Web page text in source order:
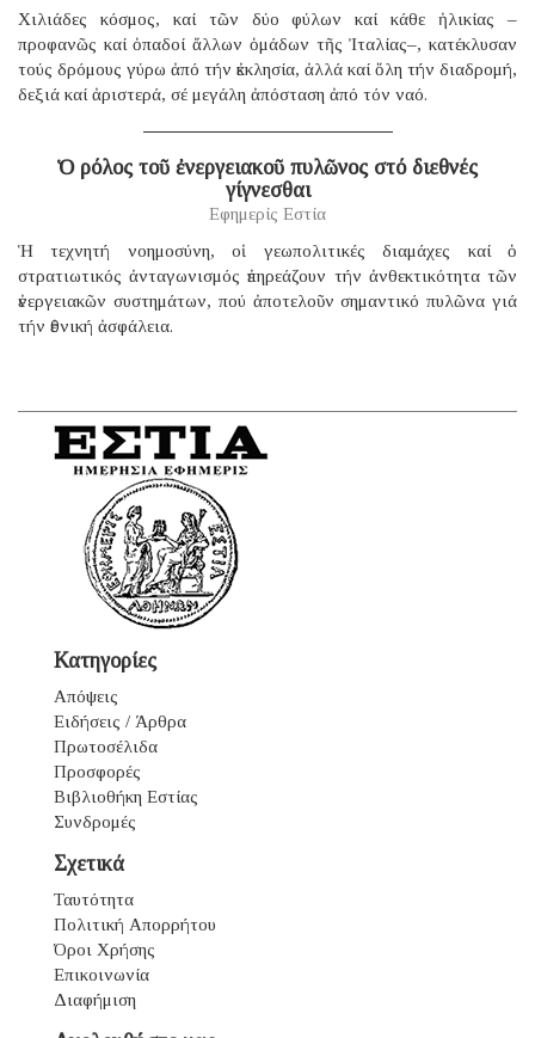
Χιλιάδες κόσμος, καί τῶν δύο φύλων καί κάθε ἡλικίας –
προφανῶς καί ὀπαδοί ἄλλων ὁμάδων τῆς Ἰταλίας–, κατέκλυσαν
τούς δρόμους γύρω ἀπό τήν ἐκκλησία, ἀλλά καί ὅλη τήν διαδρομή,
δεξιά καί ἀριστερά, σέ μεγάλη ἀπόσταση ἀπό τόν ναό.
Ὁ ρόλος τοῦ ἐνεργειακοῦ πυλῶνος στό διεθνές
γίγνεσθαι
Εφημερίς Εστία
Ἡ τεχνητή νοημοσύνη, οἱ γεωπολιτικές διαμάχες καί ὁ
στρατιωτικός ἀνταγωνισμός ἐπηρεάζουν τήν ἀνθεκτικότητα τῶν
ἐνεργειακῶν συστημάτων, πού ἀποτελοῦν σημαντικό πυλῶνα γιά
τήν ἐθνική ἀσφάλεια.
Κατηγορίες
Απόψεις
Ειδήσεις / Άρθρα
Πρωτοσέλιδα
Προσφορές
Βιβλιοθήκη Εστίας
Συνδρομές
Σχετικά
Ταυτότητα
Πολιτική Απορρήτου
Όροι Χρήσης
Επικοινωνία
Διαφήμιση